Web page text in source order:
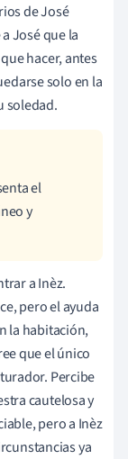
de José
José que la
hacer, antes
solo en la
soledad.
el
y
a Inèz.
pero el ayuda
la habitación,
que el único
Percibe
cautelosa y
pero a Inèz
ya